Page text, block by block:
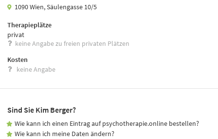
1090 Wien, Säulengasse 10/5
Therapieplätze
privat
keine Angabe zu freien privaten Plätzen
Kosten
keine Angabe
Sind Sie Kim Berger?
Wie kann ich einen Eintrag auf psychotherapie.online bestellen?
Wie kann ich meine Daten ändern?